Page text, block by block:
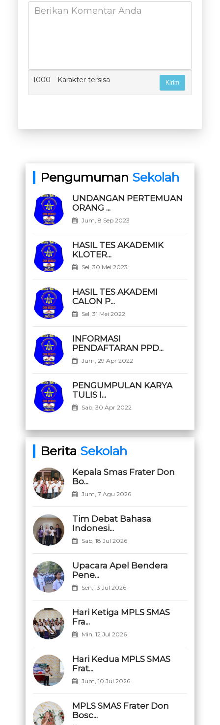
1000 Karakter tersisa
Pengumuman Sekolah
UNDANGAN PERTEMUAN
ORANG ...
Jum, 8 Sep 2023
HASIL TES AKADEMIK
KLOTER...
Sel, 30 Mei 2023
HASIL TES AKADEMI
CALON P...
Sel, 31 Mei 2022
INFORMASI
PENDAFTARAN PPD...
Jum, 29 Apr 2022
PENGUMPULAN KARYA
TULIS I...
Sab, 30 Apr 2022
Berita Sekolah
Kepala Smas Frater Don
Bo...
Jum, 7 Agu 2026
Tim Debat Bahasa
Indonesi...
Sab, 18 Jul 2026
Upacara Apel Bendera
Pene...
Sen, 13 Jul 2026
Hari Ketiga MPLS SMAS
Fra...
Min, 12 Jul 2026
Hari Kedua MPLS SMAS
Frat...
Jum, 10 Jul 2026
MPLS SMAS Frater Don
Bosc...